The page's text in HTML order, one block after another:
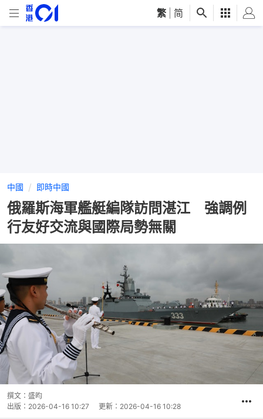
繁 简
中國 即時中國
俄羅斯海軍艦艇編隊訪問湛江 強調例
行友好交流與國際局勢無關
撰文： 盛昀
出版： 2026-04-16 10:27 更新： 2026-04-16 10:28